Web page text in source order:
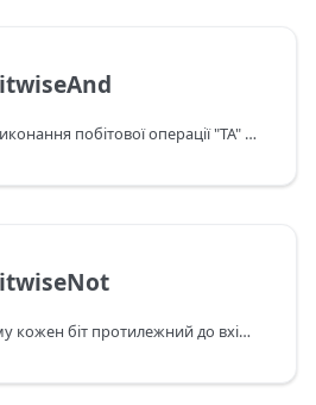
Повертає результат виконання побітової операції "ТА" між двома вхідними даними.
Повертає байт, в якому кожен біт протилежний до вхідних даних.